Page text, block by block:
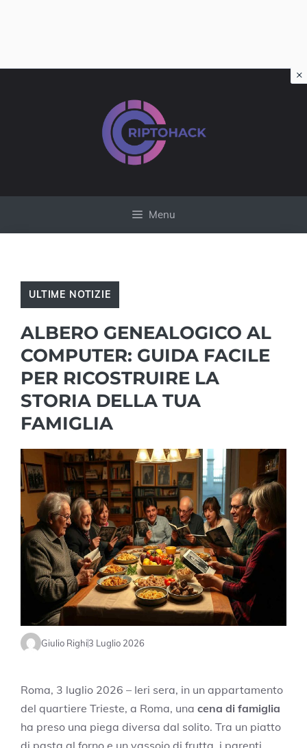
Menu
ULTIME NOTIZIE
ALBERO GENEALOGICO AL
COMPUTER: GUIDA FACILE
PER RICOSTRUIRE LA
STORIA DELLA TUA
FAMIGLIA
Giulio Righi3 Luglio 2026
Roma, 3 luglio 2026 – Ieri sera, in un appartamento
del quartiere Trieste, a Roma, una cena di famiglia
ha preso una piega diversa dal solito. Tra un piatto
×